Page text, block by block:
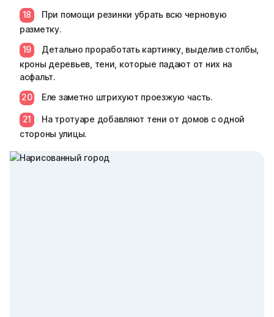
При помощи резинки убрать всю черновую
разметку.
Детально проработать картинку, выделив столбы,
кроны деревьев, тени, которые падают от них на
асфальт.
Еле заметно штрихуют проезжую часть.
На тротуаре добавляют тени от домов с одной
стороны улицы.